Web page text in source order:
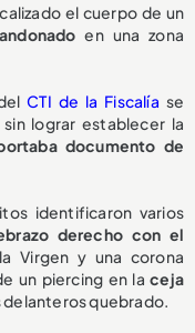
el cuerpo de un
en una zona
CTI de la Fiscalía se
lograr establecer la
documento de
identificaron varios
derecho con el
Virgen y una corona
un piercing en laceja
delanteros quebrado.